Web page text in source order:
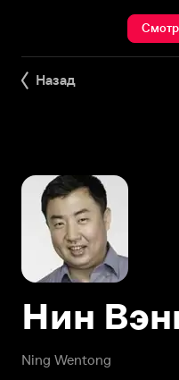
Назад
Ning Wentong
Нин